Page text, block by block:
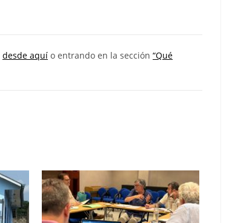
desde aquí o entrando en la sección “Qué